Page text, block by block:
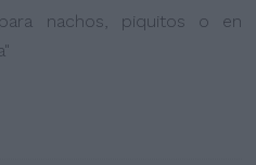
nachos, piquitos o en